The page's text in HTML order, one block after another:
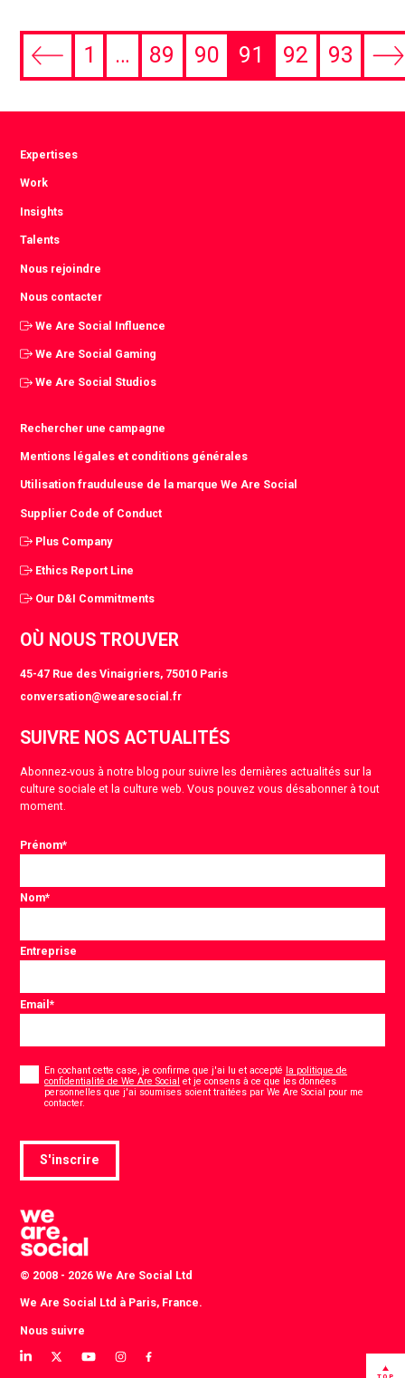
Previous
1 … 89 90 91 92 93
Expertises
Work
Insights
Talents
Nous rejoindre
Nous contacter
We Are Social Influence
We Are Social Gaming
We Are Social Studios
Rechercher une campagne
Mentions légales et conditions générales
Utilisation frauduleuse de la marque We Are Social
Supplier Code of Conduct
Plus Company
Ethics Report Line
Our D&I Commitments
OÙ NOUS TROUVER
45-47 Rue des Vinaigriers, 75010 Paris
conversation@wearesocial.fr
SUIVRE NOS ACTUALITÉS
Abonnez-vous à notre blog pour suivre les dernières actualités sur la
culture sociale et la culture web. Vous pouvez vous désabonner à tout
moment.
Prénom*
Nom*
Entreprise
Email*
En cochant cette case, je confirme que j'ai lu et accepté la politique de
confidentialité de We Are Social et je consens à ce que les données
personnelles que j'ai soumises soient traitées par We Are Social pour me
contacter.
S'inscrire
© 2008 - 2026 We Are Social Ltd
We Are Social Ltd à Paris, France.
Nous suivre
View
View
View
View
View
TOP